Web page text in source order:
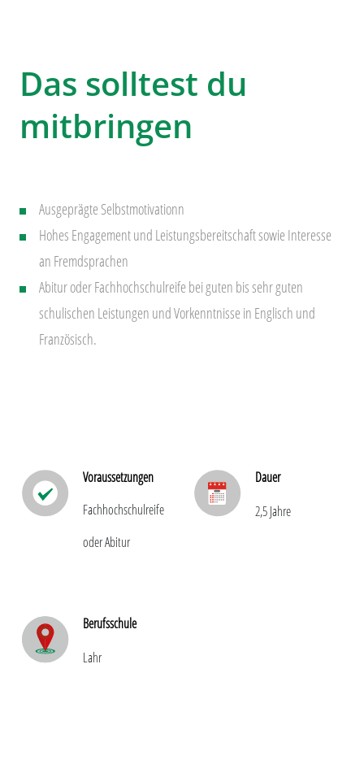
Das solltest du
mitbringen
Ausgeprägte Selbstmotivationn
Hohes Engagement und Leistungsbereitschaft sowie Interesse
an Fremdsprachen
Abitur oder Fachhochschulreife bei guten bis sehr guten
schulischen Leistungen und Vorkenntnisse in Englisch und
Französisch.
Voraussetzungen
Fachhochschulreife
oder Abitur
Dauer
2,5 Jahre
Berufsschule
Lahr